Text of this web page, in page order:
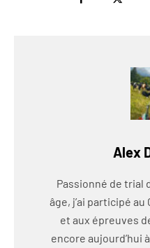
Alex
Passionné de trial
âge, j’ai participé
et aux épreuves
encore aujourd’hui